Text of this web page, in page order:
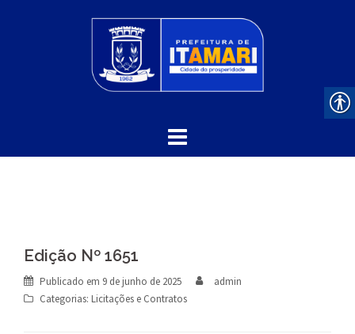
Edição Nº 1651
Publicado em 9 de junho de 2025
admin
Categorias: Licitações e Contratos